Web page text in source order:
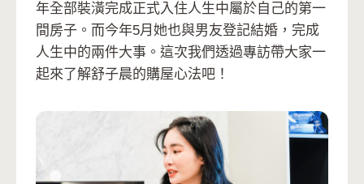
年全部裝潢完成正式入住人生中屬於自己的第一
間房子。而今年5月她也與男友登記結婚，完成
人生中的兩件大事。這次我們透過專訪帶大家一
起來了解舒子晨的購屋心法吧！